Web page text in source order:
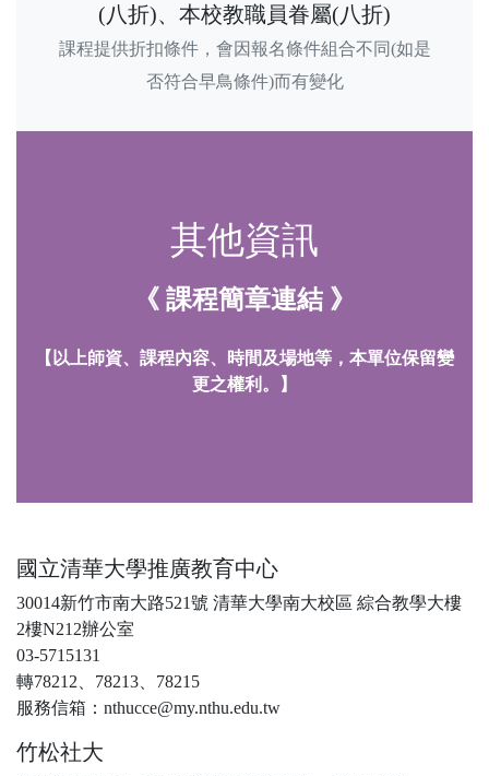
(八折)、本校教職員眷屬(八折)
課程提供折扣條件，會因報名條件組合不同(如是
否符合早鳥條件)而有變化
其他資訊
《 課程簡章連結 》
【以上師資、課程內容、時間及場地等，本單位保留變
更之權利。】
國立清華大學推廣教育中心
30014新竹市南大路521號 清華大學南大校區 綜合教學大樓
2樓N212辦公室
03-5715131
轉78212、78213、78215
服務信箱：nthucce@my.nthu.edu.tw
竹松社大